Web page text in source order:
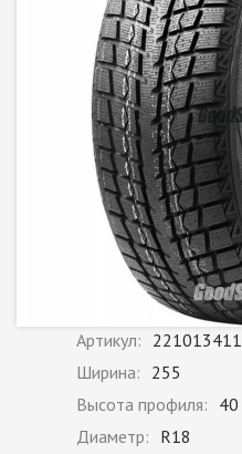
Артикул: 221013411
Ширина: 255
Высота профиля: 40
Диаметр: R18